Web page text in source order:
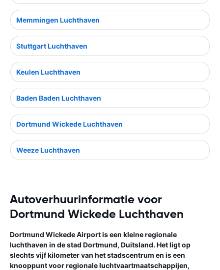
Memmingen Luchthaven
Stuttgart Luchthaven
Keulen Luchthaven
Baden Baden Luchthaven
Dortmund Wickede Luchthaven
Weeze Luchthaven
Autoverhuurinformatie voor
Dortmund Wickede Luchthaven
Dortmund Wickede Airport is een kleine regionale
luchthaven in de stad Dortmund, Duitsland. Het ligt op
slechts vijf kilometer van het stadscentrum en is een
knooppunt voor regionale luchtvaartmaatschappijen,